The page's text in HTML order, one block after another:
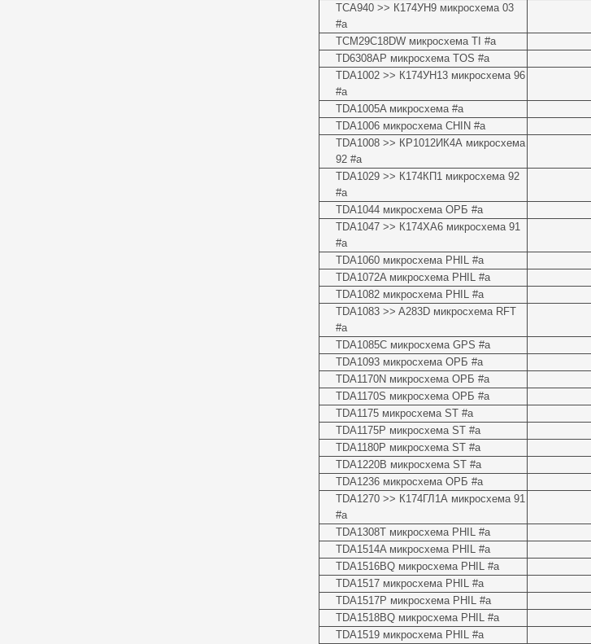
TCA940 >> К174УН9 микросхема 03
#a
TCM29C18DW микросхема TI #a
TD6308AP микросхема TOS #a
TDA1002 >> К174УН13 микросхема 96
#a
TDA1005A микросхема #a
TDA1006 микросхема CHIN #a
TDA1008 >> КР1012ИК4А микросхема
92 #a
TDA1029 >> К174КП1 микросхема 92
#a
TDA1044 микросхема ОРБ #a
TDA1047 >> К174ХА6 микросхема 91
#a
TDA1060 микросхема PHIL #a
TDA1072A микросхема PHIL #a
TDA1082 микросхема PHIL #a
TDA1083 >> A283D микросхема RFT
#a
TDA1085C микросхема GPS #a
TDA1093 микросхема ОРБ #a
TDA1170N микросхема ОРБ #a
TDA1170S микросхема ОРБ #a
TDA1175 микросхема ST #a
TDA1175P микросхема ST #a
TDA1180P микросхема ST #a
TDA1220B микросхема ST #a
TDA1236 микросхема ОРБ #a
TDA1270 >> К174ГЛ1А микросхема 91
#a
TDA1308T микросхема PHIL #a
TDA1514A микросхема PHIL #a
TDA1516BQ микросхема PHIL #a
TDA1517 микросхема PHIL #a
TDA1517P микросхема PHIL #a
TDA1518BQ микросхема PHIL #a
TDA1519 микросхема PHIL #a